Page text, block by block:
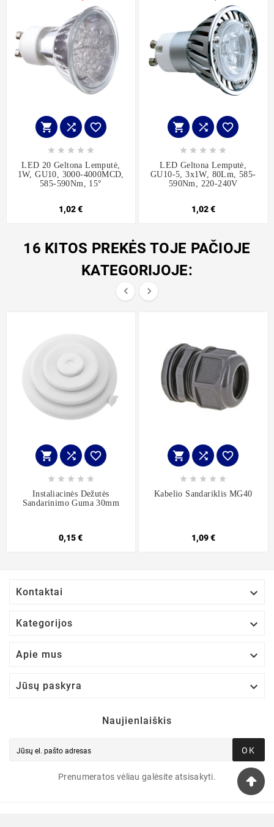
  
    
LED 20 Geltona Lemputė,
1W, GU10, 3000-4000MCD,
585-590Nm, 15°
1,02 €
  
    
LED Geltona Lemputė,
GU10-5, 3x1W, 80Lm, 585-
590Nm, 220-240V
1,02 €
16 KITOS PREKĖS TOJE PAČIOJE
KATEGORIJOJE:
 
  
    
Instaliacinės Dežutės
Sandarinimo Guma 30mm
0,15 €
  
    
Kabelio Sandariklis MG40
1,09 €
Kontaktai 
Kategorijos 
Apie mus 
Jūsų paskyra 
Naujienlaiškis
OK
Prenumeratos vėliau galėsite atsisakyti.